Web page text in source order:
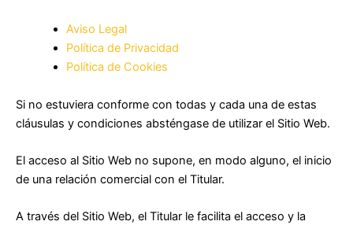
Aviso Legal
Política de Privacidad
Política de Cookies
Si no estuviera conforme con todas y cada una de estas
cláusulas y condiciones absténgase de utilizar el Sitio Web.
El acceso al Sitio Web no supone, en modo alguno, el inicio
de una relación comercial con el Titular.
A través del Sitio Web, el Titular le facilita el acceso y la